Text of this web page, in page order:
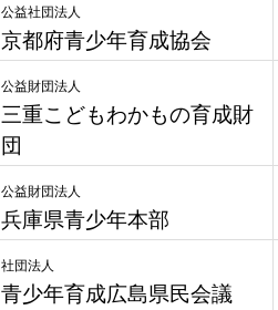
公益社団法人
京都府青少年育成協会
公益財団法人
三重こどもわかもの育成財
団
公益財団法人
兵庫県青少年本部
社団法人
青少年育成広島県民会議